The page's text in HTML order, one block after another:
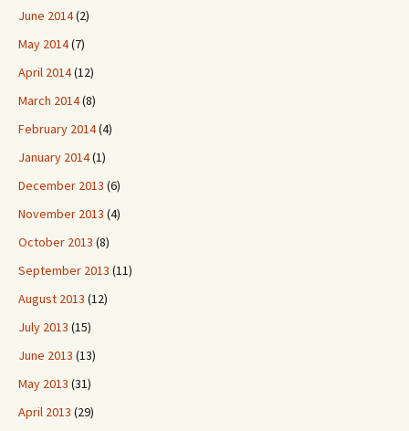
June 2014(2)
May 2014(7)
April 2014(12)
March 2014(8)
February 2014(4)
January 2014(1)
December 2013 (6)
November 2013 (4)
October 2013 (8)
September 2013 (11)
August 2013 (12)
July 2013 (15)
June 2013 (13)
May 2013 (31)
April 2013 (29)